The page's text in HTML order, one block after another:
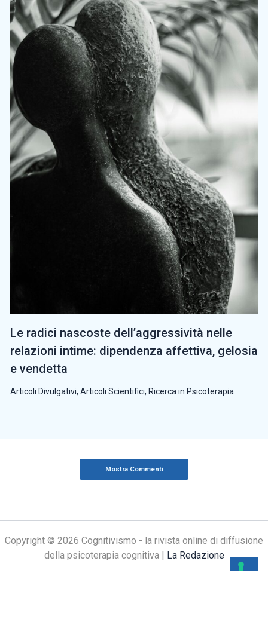
Le radici nascoste dell’aggressività nelle
relazioni intime: dipendenza affettiva, gelosia
e vendetta
Articoli Divulgativi, Articoli Scientifici, Ricerca in Psicoterapia
Mostra Commenti
Copyright © 2026 Cognitivismo - la rivista online di diffusione
della psicoterapia cognitiva | La Redazione